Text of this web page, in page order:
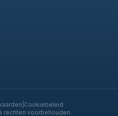
Cookiebeleid
rechten voorbehouden.